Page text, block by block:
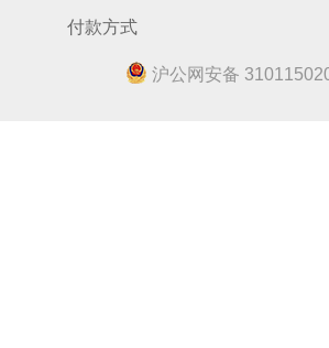
付款方式
沪公网安备